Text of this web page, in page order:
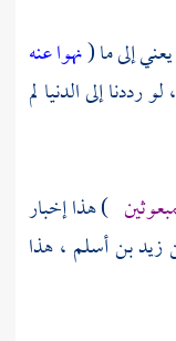
إلى ما (نهوا عنه
رددنا إلى الدنيا لم
) هذا إخبار
زيد بن أسلم ، هذا